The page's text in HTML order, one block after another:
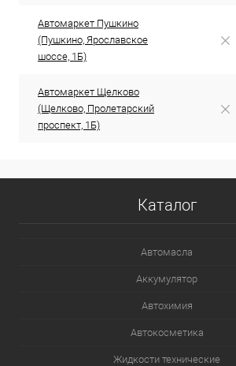
Автомаркет Пушкино
(Пушкино, Ярославское
шоссе, 1Б)
Автомаркет Щелково
(Щелково, Пролетарский
проспект, 1Б)
Каталог
Автомасла
Аккумулятор
Автохимия
Автокосметика
Жидкости технические